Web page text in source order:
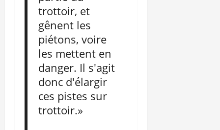
trottoir, et
gênent les
piétons, voire
les mettent en
danger. Il s'agit
donc d'élargir
ces pistes sur
trottoir.»